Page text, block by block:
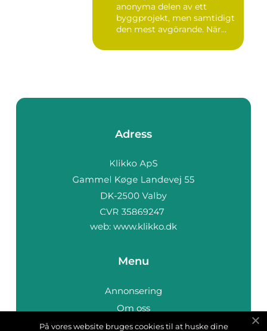
anonyma delen av ett
byggprojekt, men samtidigt
den mest avgörande. När
Adress
web: www.klikko.dk
Menu
Annonsering
Om oss
Cookies
På vores website bruges cookies til at huske dine